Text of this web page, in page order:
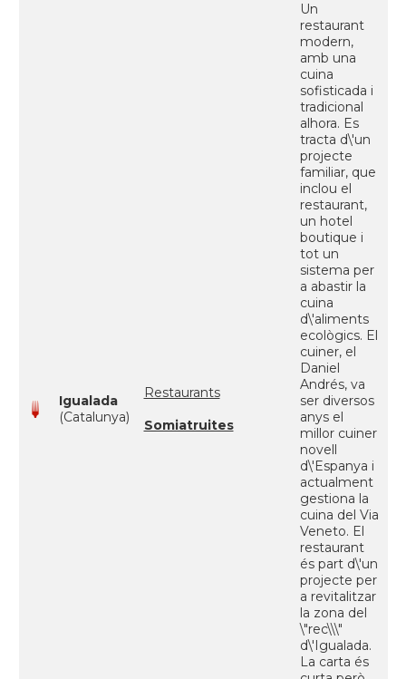
Igualada
(Catalunya)
Restaurants
Somiatruites
Un
restaurant
modern,
amb una
cuina
sofisticada i
tradicional
alhora. Es
tracta d\'un
projecte
familiar, que
inclou el
restaurant,
un hotel
boutique i
tot un
sistema per
a abastir la
cuina
d\'aliments
ecològics. El
cuiner, el
Daniel
Andrés, va
ser diversos
anys el
millor cuiner
novell
d\'Espanya i
actualment
gestiona la
cuina del Via
Veneto. El
restaurant
és part d\'un
projecte per
a revitalitzar
la zona del
\"rec\\\"
d\'Igualada.
La carta és